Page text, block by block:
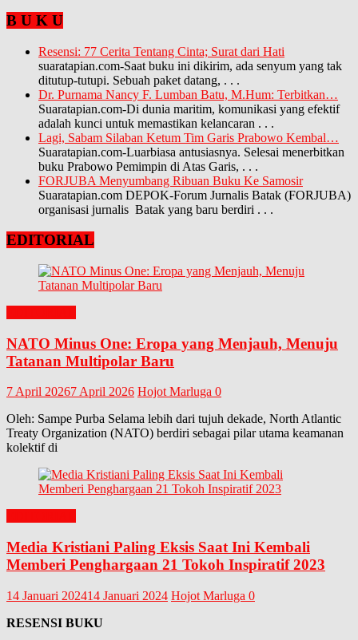
B U K U
Resensi: 77 Cerita Tentang Cinta; Surat dari Hati
suaratapian.com-Saat buku ini dikirim, ada senyum yang tak
ditutup-tutupi. Sebuah paket datang, . . .
Dr. Purnama Nancy F. Lumban Batu, M.Hum: Terbitkan…
Suaratapian.com-Di dunia maritim, komunikasi yang efektif
adalah kunci untuk memastikan kelancaran . . .
Lagi, Sabam Silaban Ketum Tim Garis Prabowo Kembal…
Suaratapian.com-Luarbiasa antusiasnya. Selesai menerbitkan
buku Prabowo Pemimpin di Atas Garis, . . .
FORJUBA Menyumbang Ribuan Buku Ke Samosir
Suaratapian.com DEPOK-Forum Jurnalis Batak (FORJUBA)
organisasi jurnalis Batak yang baru berdiri . . .
EDITORIAL
NATO Minus One: Eropa yang Menjauh, Menuju
Tatanan Multipolar Baru
7 April 20267 April 2026 Hojot Marluga 0
Oleh: Sampe Purba Selama lebih dari tujuh dekade, North Atlantic
Treaty Organization (NATO) berdiri sebagai pilar utama keamanan
kolektif di
Media Kristiani Paling Eksis Saat Ini Kembali
Memberi Penghargaan 21 Tokoh Inspiratif 2023
14 Januari 202414 Januari 2024 Hojot Marluga 0
RESENSI BUKU